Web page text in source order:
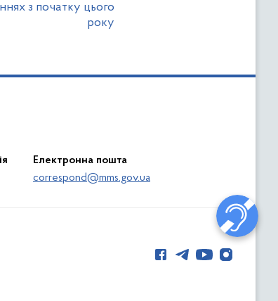
з початку цього
року
Електронна пошта
correspond@mms.gov.ua